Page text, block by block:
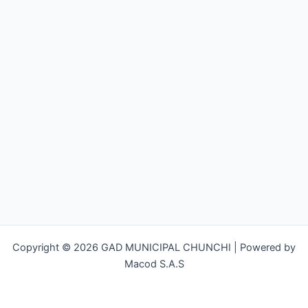
Copyright © 2026 GAD MUNICIPAL CHUNCHI | Powered by
Macod S.A.S